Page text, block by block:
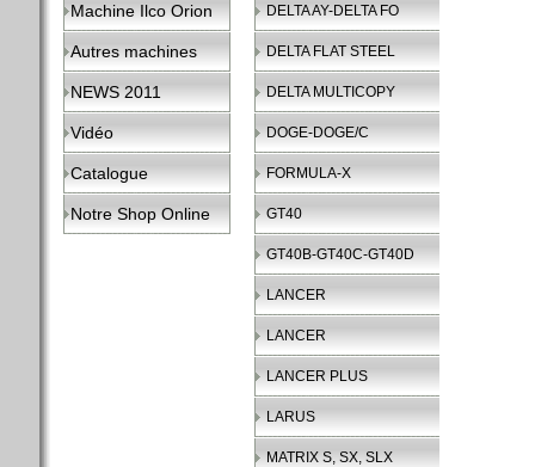
Machine Ilco Orion
Autres machines
NEWS 2011
Vidéo
Catalogue
Notre Shop Online
DELTA AY-DELTA FO
DELTA FLAT STEEL
DELTA MULTICOPY
DOGE-DOGE/C
FORMULA-X
GT40
GT40B-GT40C-GT40D
LANCER
LANCER
LANCER PLUS
LARUS
MATRIX S, SX, SLX